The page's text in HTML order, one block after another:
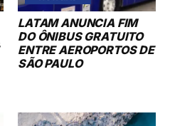
LATAM ANUNCIA FIM
DO ÔNIBUS GRATUITO
ENTRE AEROPORTOS DE
SÃO PAULO